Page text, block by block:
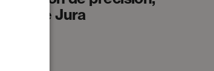
dans le Jura